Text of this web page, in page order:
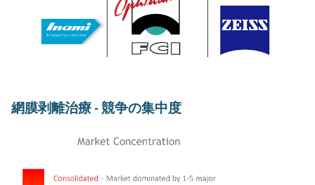
網膜剥離治療 - 競争の集中度